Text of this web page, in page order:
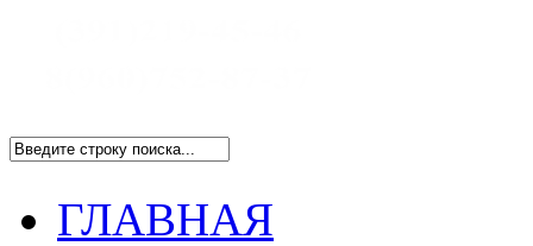
ГЛАВНАЯ